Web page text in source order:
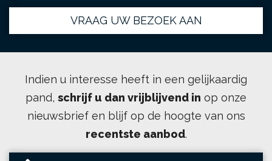
VRAAG UW BEZOEK AAN
Indien u interesse heeft in een gelijkaardig
pand, schrijf u dan vrijblijvend in op onze
nieuwsbrief en blijf op de hoogte van ons
recentste aanbod.